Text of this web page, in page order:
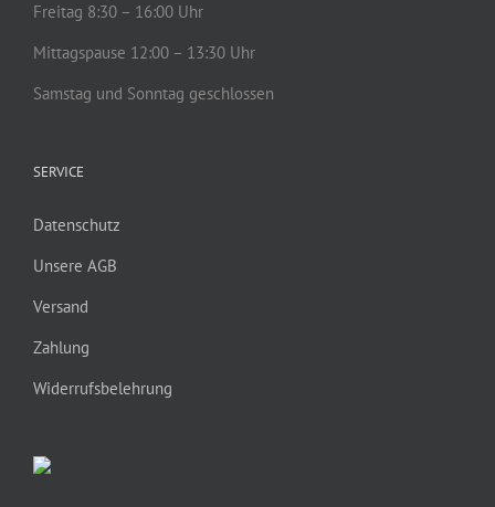
Freitag 8:30 – 16:00 Uhr
Mittagspause 12:00 – 13:30 Uhr
Samstag und Sonntag geschlossen
SERVICE
Datenschutz
Unsere AGB
Versand
Zahlung
Widerrufsbelehrung